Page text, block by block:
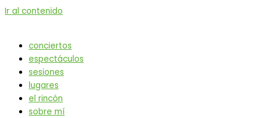
Ir al contenido
conciertos
espectáculos
sesiones
lugares
el rincón
sobre mí